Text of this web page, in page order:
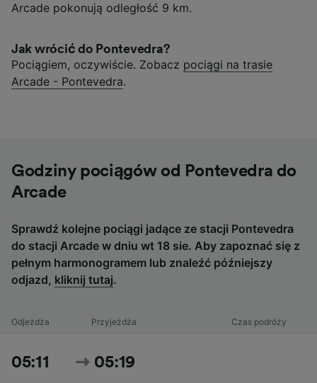
Arcade pokonują odległość 9 km.
Jak wrócić do Pontevedra?
Pociągiem, oczywiście. Zobacz pociągi na trasie
Arcade - Pontevedra.
Godziny pociągów od Pontevedra do
Arcade
Sprawdź kolejne pociągi jadące ze stacji Pontevedra
do stacji Arcade w dniu wt 18 sie. Aby zapoznać się z
pełnym harmonogramem lub znaleźć późniejszy
odjazd, kliknij tutaj.
Odjeżdża Przyjeżdża Czas podróży
05:11 05:19